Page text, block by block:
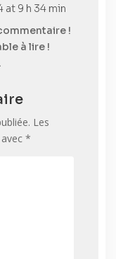
at 9 h 34 min
!
à lire !
Les
*